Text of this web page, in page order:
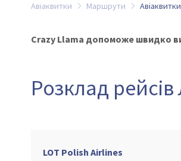
Авіаквитки Маршрути
Crazy Llama допоможе швидко
Розклад
LOT Polish Airlines